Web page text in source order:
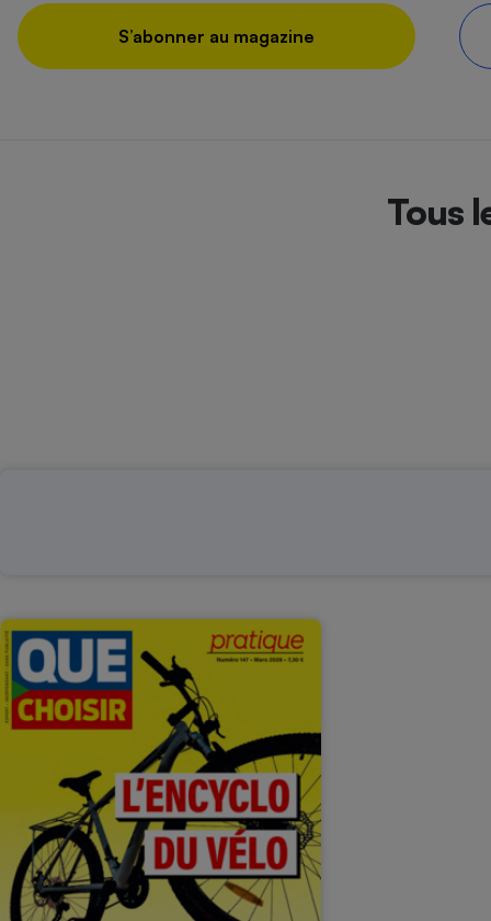
S’abonner au magazine
Tous